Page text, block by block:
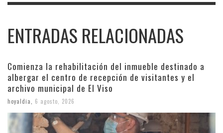
ENTRADAS RELACIONADAS
Comienza la rehabilitación del inmueble destinado a
albergar el centro de recepción de visitantes y el
archivo municipal de El Viso
hoyaldia 6 agosto, 2026